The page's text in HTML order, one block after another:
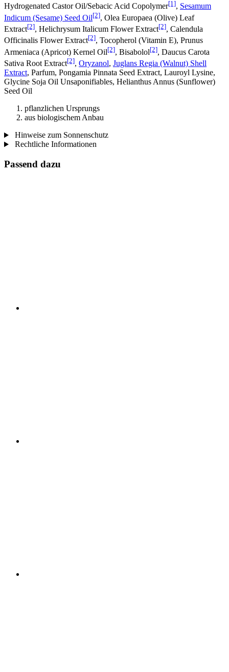
Hydrogenated Castor Oil/Sebacic Acid Copolymer[1], Sesamum
Indicum (Sesame) Seed Oil[2], Olea Europaea (Olive) Leaf
Extract[2], Helichrysum Italicum Flower Extract[2], Calendula
Officinalis Flower Extract[2], Tocopherol (Vitamin E), Prunus
Armeniaca (Apricot) Kernel Oil[2], Bisabolol[2], Daucus Carota
Sativa Root Extract[2], Oryzanol, Juglans Regia (Walnut) Shell
Extract, Parfum, Pongamia Pinnata Seed Extract, Lauroyl Lysine,
Glycine Soja Oil Unsaponifiables, Helianthus Annus (Sunflower)
Seed Oil
pflanzlichen Ursprungs
aus biologischem Anbau
Hinweise zum Sonnenschutz
Rechtliche Informationen
Passend dazu